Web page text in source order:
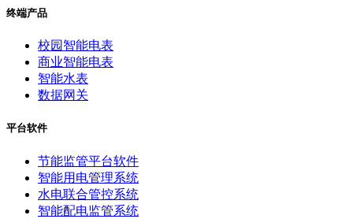
终端产品
校园智能电表
商业智能电表
智能水表
数据网关
平台软件
节能监管平台软件
智能用电管理系统
水电联合管控系统
智能配电监管系统